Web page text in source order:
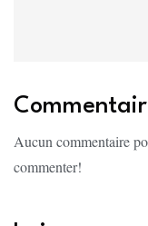
Aucun commentaire
commenter!